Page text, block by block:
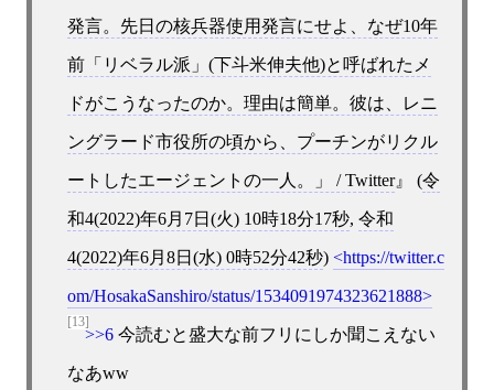
発言。先日の核兵器使用発言にせよ、なぜ10年
前「リベラル派」(下斗米伸夫他)と呼ばれたメ
ドがこうなったのか。理由は簡単。彼は、レニ
ングラード市役所の頃から、プーチンがリクル
ートしたエージェントの一人。」 / Twitter (令
和4(2022)年6月7日(火) 10時18分17秒, 令和
4(2022)年6月8日(水) 0時52分42秒) https://twitter.c
om/HosakaSanshiro/status/1534091974323621888
[13]
>>6今読むと盛大な前フリにしか聞こえない
なあww